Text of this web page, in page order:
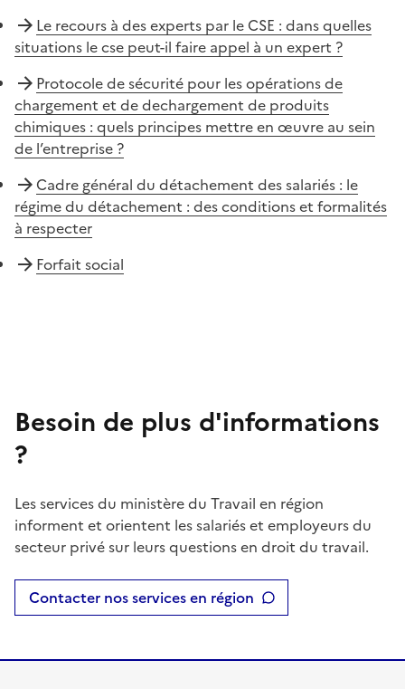
Le recours à des experts par le CSE : dans quelles
situations le cse peut-il faire appel à un expert ?
Protocole de sécurité pour les opérations de
chargement et de dechargement de produits
chimiques : quels principes mettre en œuvre au sein
de l’entreprise ?
Cadre général du détachement des salariés : le
régime du détachement : des conditions et formalités
à respecter
Forfait social
Besoin de plus d'informations
?
Les services du ministère du Travail en région
informent et orientent les salariés et employeurs du
secteur privé sur leurs questions en droit du travail.
Contacter nos services en région